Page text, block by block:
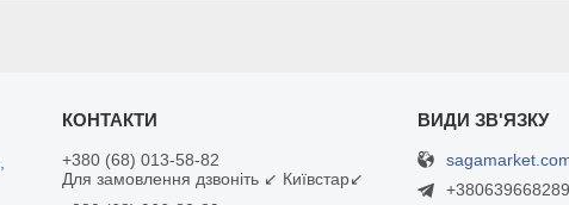
+380 (68) 013-58-82
Для замовлення дзвоніть ↙ Київстар↙
+380639668289